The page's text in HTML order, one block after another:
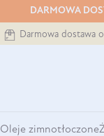
DARMOWA
Darmowa dostawa
Oleje zimnotłoczone